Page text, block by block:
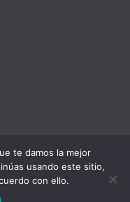
. Todos los derechos
con
te damos la mejor
usando este sitio,
con ello.